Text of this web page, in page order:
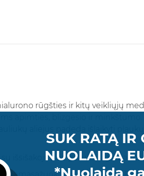
rūgšties ir kitų veikliųjų
išsišakojusiais galiukais,
SUK RATĄ IR
NUOLAIDĄ
*Nuolaida